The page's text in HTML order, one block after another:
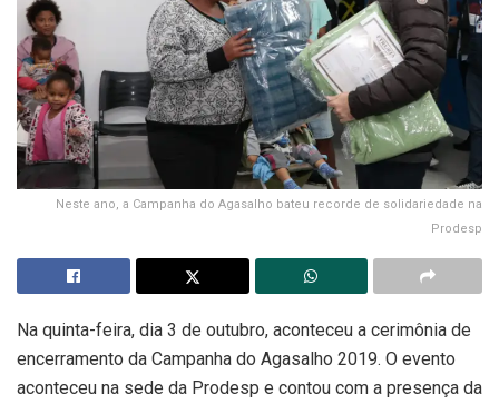
Neste ano, a Campanha do Agasalho bateu recorde de solidariedade na
Prodesp
Na quinta-feira, dia 3 de outubro, aconteceu a cerimônia de
encerramento da Campanha do Agasalho 2019. O evento
aconteceu na sede da Prodesp e contou com a presença da